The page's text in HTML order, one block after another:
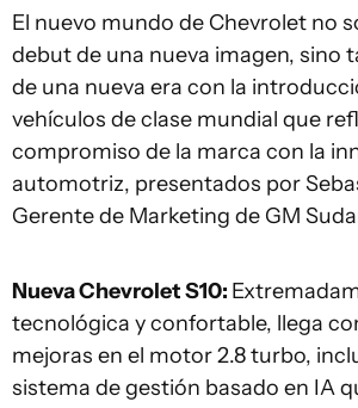
El nuevo mundo de Chevrolet no
debut de una nueva imagen, sino
de una nueva era con la
vehículos de clase mundial que
compromiso de la marca con la
automotriz, presentados por
Gerente de Marketing de GM
Nueva Chevrolet S10:
tecnológica y confortable, llega
mejoras en el motor 2.8 turbo,
sistema de gestión basado en IA